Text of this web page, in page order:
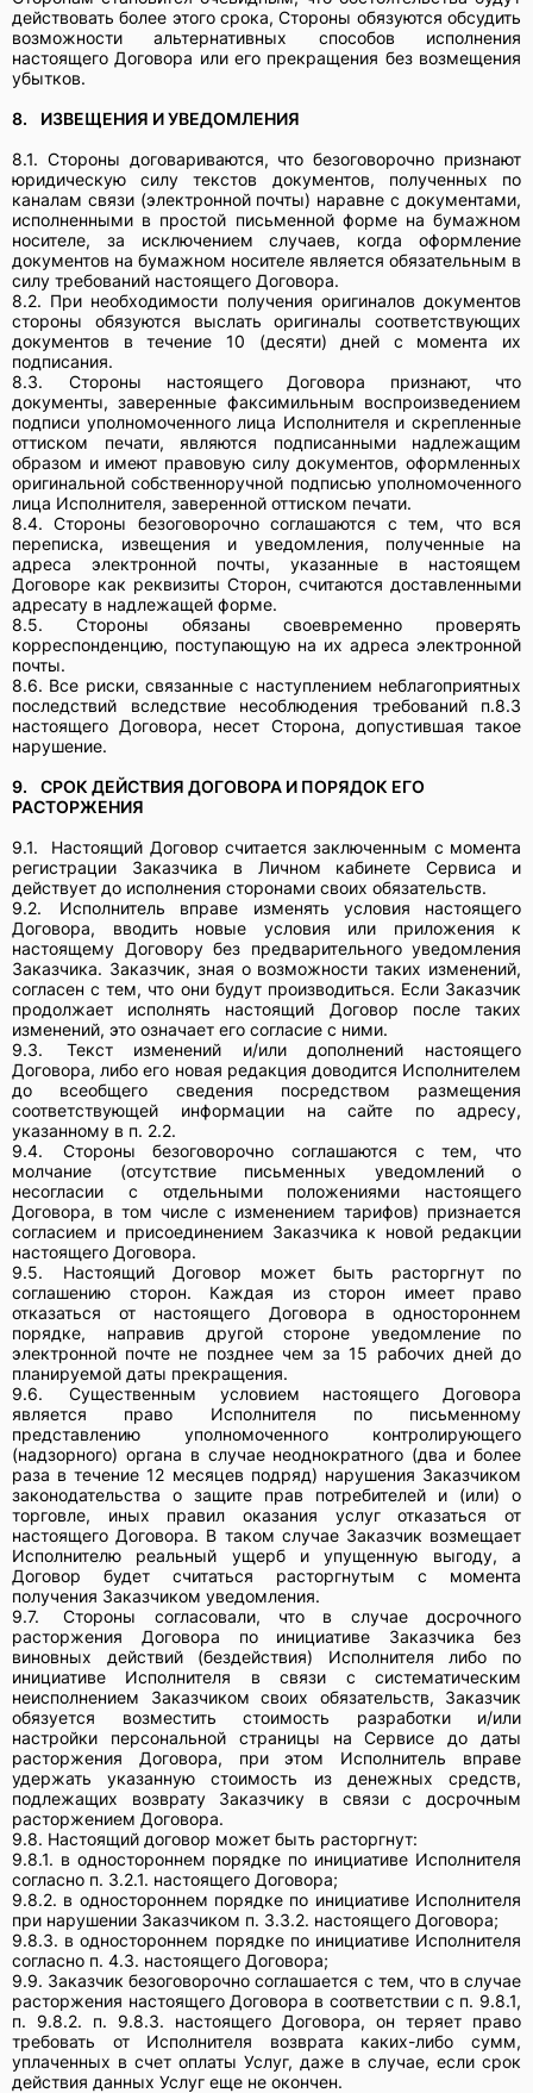
действовать более этого срока, Стороны обязуются обсудить
возможности альтернативных способов исполнения
настоящего Договора или его прекращения без возмещения
убытков.
8.
ИЗВЕЩЕНИЯ И УВЕДОМЛЕНИЯ
8.1. Стороны договариваются, что безоговорочно признают
юридическую силу текстов документов, полученных по
каналам связи (электронной почты) наравне с документами,
исполненными в простой письменной форме на бумажном
носителе, за исключением случаев, когда оформление
документов на бумажном носителе является обязательным в
силу требований настоящего Договора.
8.2. При необходимости получения оригиналов документов
стороны обязуются выслать оригиналы соответствующих
документов в течение 10 (десяти) дней с момента их
подписания.
8.3.
Стороны настоящего Договора признают, что
документы, заверенные факсимильным воспроизведением
подписи уполномоченного лица Исполнителя и скрепленные
оттиском печати, являются подписанными надлежащим
образом и имеют правовую силу документов, оформленных
оригинальной собственноручной подписью уполномоченного
лица Исполнителя, заверенной оттиском печати.
8.4. Стороны безоговорочно соглашаются с тем, что вся
переписка, извещения и уведомления, полученные на
адреса электронной почты, указанные в настоящем
Договоре как реквизиты Сторон, считаются доставленными
адресату в надлежащей форме.
8.5. Стороны обязаны своевременно проверять
корреспонденцию, поступающую на их адреса электронной
почты.
8.6. Все риски, связанные с наступлением неблагоприятных
последствий вследствие несоблюдения требований п.8.3
настоящего Договора, несет Сторона, допустившая такое
нарушение.
9.
СРОК ДЕЙСТВИЯ ДОГОВОРА И ПОРЯДОК ЕГО
РАСТОРЖЕНИЯ
9.1.
Настоящий Договор считается заключенным с момента
регистрации Заказчика в Личном кабинете Сервиса и
действует до исполнения сторонами своих обязательств.
9.2.
Исполнитель вправе изменять условия настоящего
Договора, вводить новые условия или приложения к
настоящему Договору без предварительного уведомления
Заказчика. Заказчик, зная о возможности таких изменений,
согласен с тем, что они будут производиться. Если Заказчик
продолжает исполнять настоящий Договор после таких
изменений, это означает его согласие с ними.
9.3.
Текст изменений и/или дополнений настоящего
Договора, либо его новая редакция доводится Исполнителем
до всеобщего сведения посредством размещения
соответствующей информации на сайте по адресу,
указанному в п. 2.2.
9.4.
Стороны безоговорочно соглашаются с тем, что
молчание (отсутствие письменных уведомлений о
несогласии с отдельными положениями настоящего
Договора, в том числе с изменением тарифов) признается
согласием и присоединением Заказчика к новой редакции
настоящего Договора.
9.5.
Настоящий Договор может быть расторгнут по
соглашению сторон. Каждая из сторон имеет право
отказаться от настоящего Договора в одностороннем
порядке, направив другой стороне уведомление по
электронной почте не позднее чем за 15 рабочих дней до
планируемой даты прекращения.
9.6.
Существенным условием настоящего Договора
является право Исполнителя по письменному
представлению уполномоченного контролирующего
(надзорного) органа в случае неоднократного (два и более
раза в течение 12 месяцев подряд) нарушения Заказчиком
законодательства о защите прав потребителей и (или) о
торговле, иных правил оказания услуг отказаться от
настоящего Договора. В таком случае Заказчик возмещает
Исполнителю реальный ущерб и упущенную выгоду, а
Договор будет считаться расторгнутым с момента
получения Заказчиком уведомления.
9.7.
Стороны согласовали, что в случае досрочного
расторжения Договора по инициативе Заказчика без
виновных действий (бездействия) Исполнителя либо по
инициативе Исполнителя в связи с систематическим
неисполнением Заказчиком своих обязательств, Заказчик
обязуется возместить стоимость разработки и/или
настройки персональной страницы на Сервисе до даты
расторжения Договора, при этом Исполнитель вправе
удержать указанную стоимость из денежных средств,
подлежащих возврату Заказчику в связи с досрочным
расторжением Договора.
9.8. Настоящий договор может быть расторгнут:
9.8.1. в одностороннем порядке по инициативе Исполнителя
согласно п. 3.2.1. настоящего Договора;
9.8.2. в одностороннем порядке по инициативе Исполнителя
при нарушении Заказчиком п. 3.3.2. настоящего Договора;
9.8.3. в одностороннем порядке по инициативе Исполнителя
согласно п. 4.3. настоящего Договора;
9.9. Заказчик безоговорочно соглашается с тем, что в случае
расторжения настоящего Договора в соответствии с п. 9.8.1,
п. 9.8.2. п. 9.8.3. настоящего Договора, он теряет право
требовать от Исполнителя возврата каких-либо сумм,
уплаченных в счет оплаты Услуг, даже в случае, если срок
действия данных Услуг еще не окончен.